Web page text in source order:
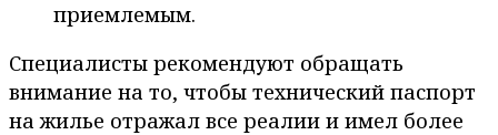
приемлемым.
Специалисты рекомендуют обращать
внимание на то, чтобы технический паспорт
на жилье отражал все реалии и имел более